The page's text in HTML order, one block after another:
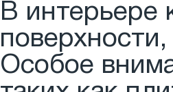
В интерьере
Особое